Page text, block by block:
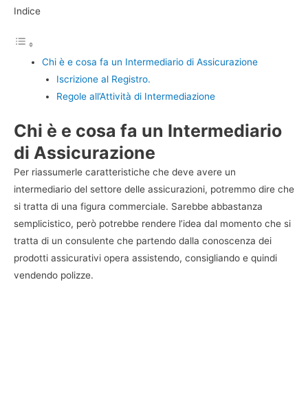
Indice
Chi è e cosa fa un Intermediario di Assicurazione
Iscrizione al Registro.
Regole all’Attività di Intermediazione
Chi è e cosa fa un Intermediario
di Assicurazione
Per riassumerle caratteristiche che deve avere un
intermediario del settore delle assicurazioni, potremmo dire che
si tratta di una figura commerciale. Sarebbe abbastanza
semplicistico, però potrebbe rendere l’idea dal momento che si
tratta di un consulente che partendo dalla conoscenza dei
prodotti assicurativi opera assistendo, consigliando e quindi
vendendo polizze.